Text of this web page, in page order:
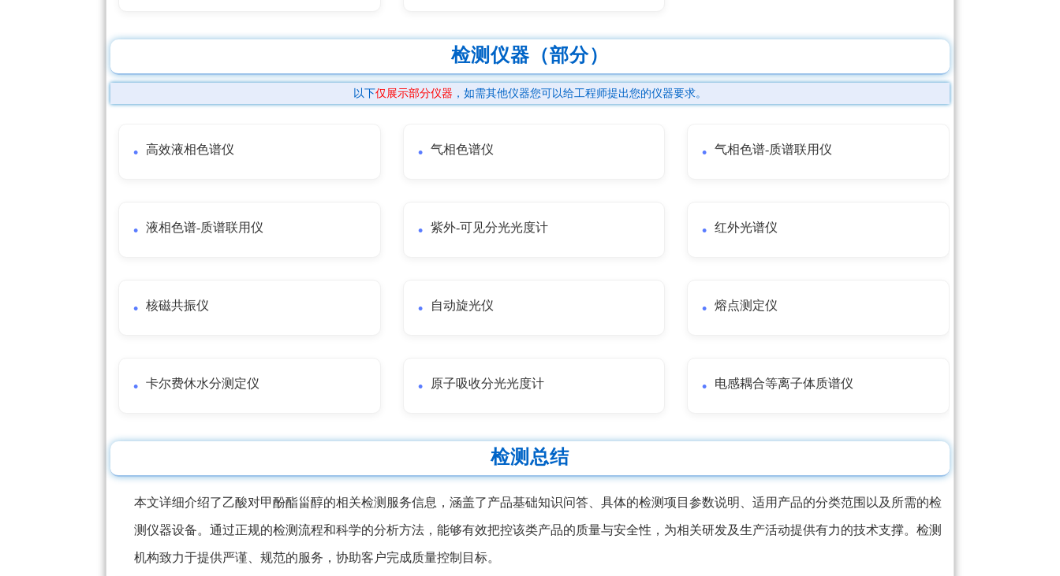
检测仪器（部分）
以下仅展示部分仪器 ，如需其他仪器您可以给工程师提出您的仪器要求。
高效液相色谱仪 气相色谱仪 气相色谱-质谱联用仪
液相色谱-质谱联用仪 紫外-可见分光光度计 红外光谱仪
核磁共振仪 自动旋光仪 熔点测定仪
卡尔费休水分测定仪 原子吸收分光光度计 电感耦合等离子体质谱仪
检测总结
本文详细介绍了乙酸对甲酚酯甾醇的相关检测服务信息，涵盖了产品基础知识问答、具体的检测项目参数说明、适用产品的分类范围以及所需的检
测仪器设备。通过正规的检测流程和科学的分析方法，能够有效把控该类产品的质量与安全性，为相关研发及生产活动提供有力的技术支撑。检测
机构致力于提供严谨、规范的服务，协助客户完成质量控制目标。